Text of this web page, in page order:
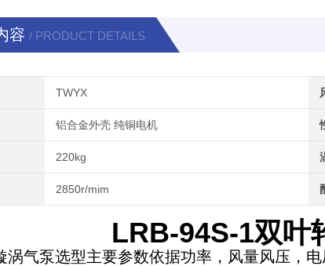
容 / PRODUCT DETAILS
TWYX
铝合金外壳 纯铜电机
220kg
2850r/mim
LRB-94S-1双叶
涡气泵选型主要参数依据功率，风量风压，